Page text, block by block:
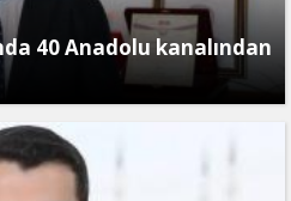
40 Anadolu kanalından